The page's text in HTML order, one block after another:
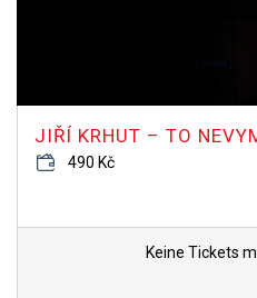
JIŘÍ KRHUT – TO
490 Kč
Keine Tickets